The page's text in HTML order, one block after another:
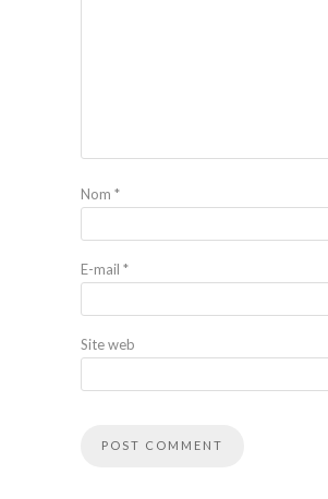
Nom *
E-mail *
Site web